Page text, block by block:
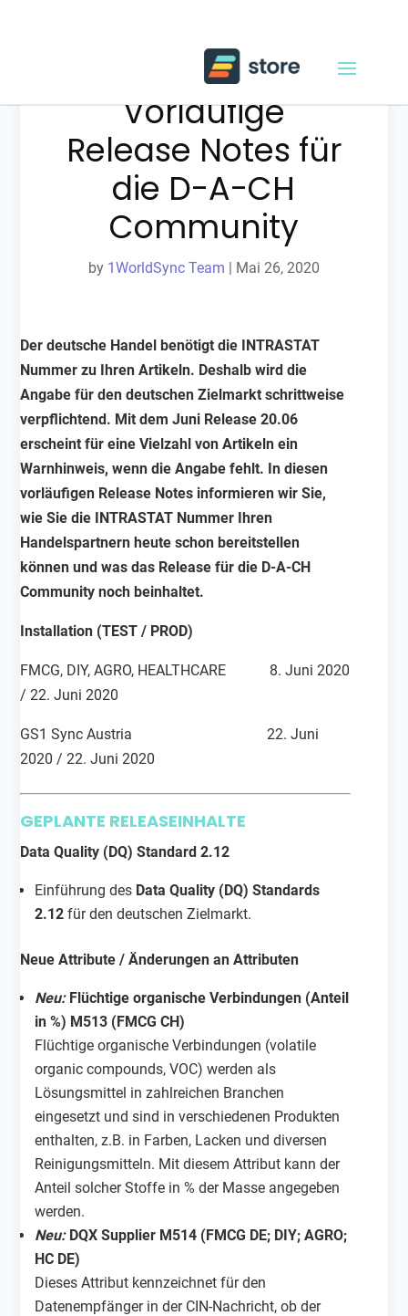
Release 20.06:
Vorläufige
Release Notes für
die D-A-CH
Community
by 1WorldSync Team | Mai 26, 2020
Der deutsche Handel benötigt die INTRASTAT
Nummer zu Ihren Artikeln. Deshalb wird die
Angabe für den deutschen Zielmarkt schrittweise
verpflichtend. Mit dem Juni Release 20.06
erscheint für eine Vielzahl von Artikeln ein
Warnhinweis, wenn die Angabe fehlt. In diesen
vorläufigen Release Notes informieren wir Sie,
wie Sie die INTRASTAT Nummer Ihren
Handelspartnern heute schon bereitstellen
können und was das Release für die D-A-CH
Community noch beinhaltet.
Installation (TEST / PROD)
FMCG, DIY, AGRO, HEALTHCARE 8. Juni 2020
/ 22. Juni 2020
GS1 Sync Austria 22. Juni
2020 / 22. Juni 2020
GEPLANTE RELEASEINHALTE
Data Quality (DQ) Standard 2.12
Einführung des Data Quality (DQ) Standards
2.12 für den deutschen Zielmarkt.
Neue Attribute / Änderungen an Attributen
Neu:Flüchtige organische Verbindungen (Anteil
in %) M513 (FMCG CH)
Flüchtige organische Verbindungen (volatile
organic compounds, VOC) werden als
Lösungsmittel in zahlreichen Branchen
eingesetzt und sind in verschiedenen Produkten
enthalten, z.B. in Farben, Lacken und diversen
Reinigungsmitteln. Mit diesem Attribut kann der
Anteil solcher Stoffe in % der Masse angegeben
werden.
Neu:DQX Supplier M514 (FMCG DE; DIY; AGRO;
HC DE)
Dieses Attribut kennzeichnet für den
Datenempfänger in der CIN-Nachricht, ob der